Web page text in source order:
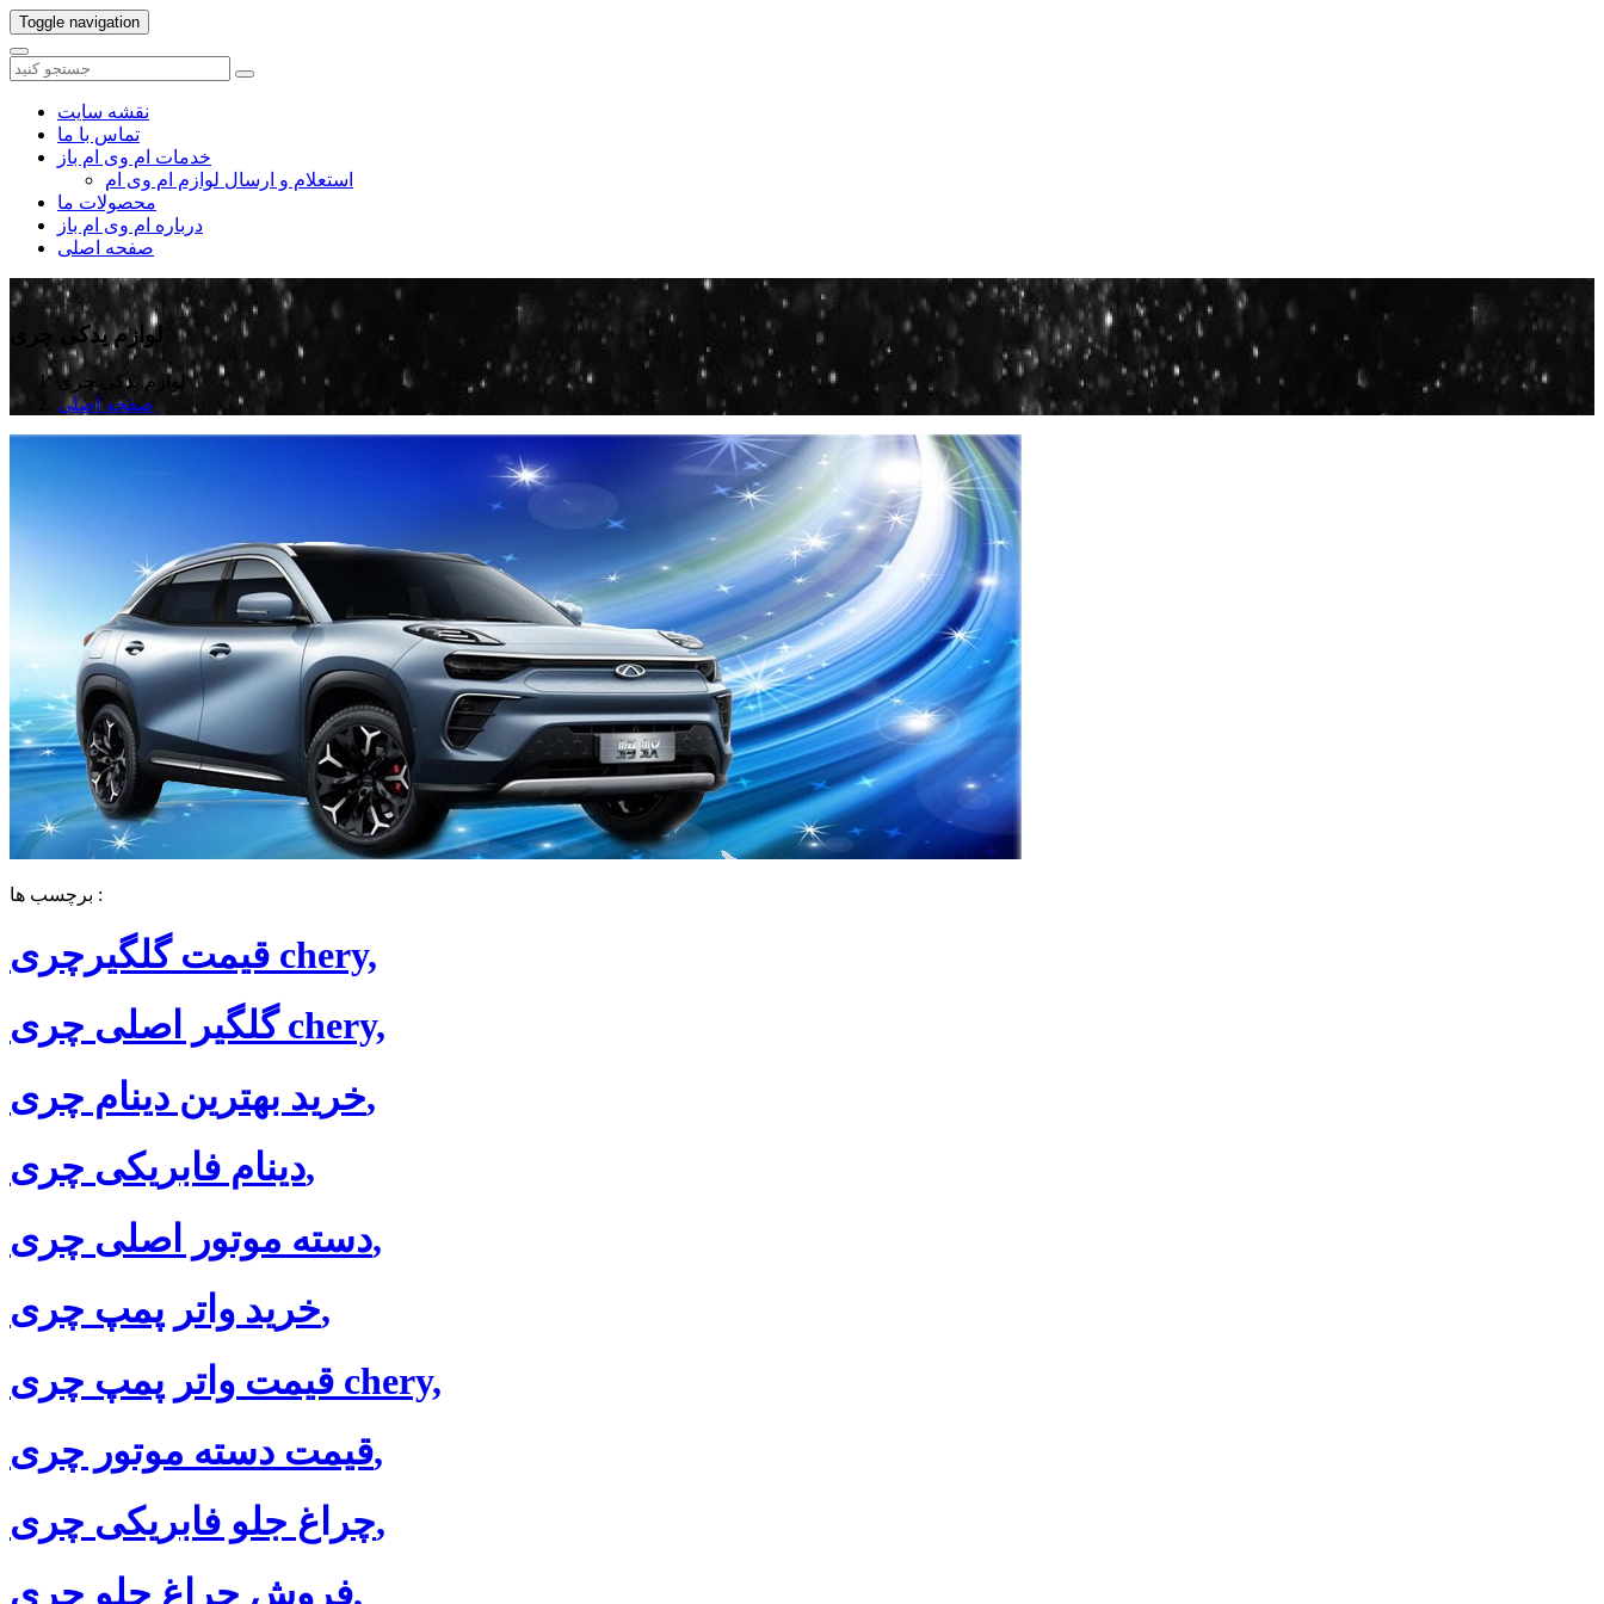
Toggle navigation
نقشه سایت
تماس با ما
خدمات ام وی ام باز
استعلام و ارسال لوازم ام وی ام
محصولات ما
درباره ام وی ام باز
صفحه اصلی
لوازم یدکی چری
لوازم یدکی چری
صفحه اصلی
برچسب ها :
قیمت گلگیرچری chery,
گلگیر اصلی چری chery,
خرید بهترین دینام چری,
دینام فابریکی چری,
دسته موتور اصلی چری,
خرید واتر پمپ چری,
قیمت واتر پمپ چری chery,
قیمت دسته موتور چری,
چراغ جلو فابریکی چری,
فروش چراغ جلو چری,